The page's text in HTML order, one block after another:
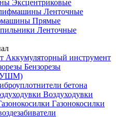
Эксцентриковые
Ленточные
Прямые
Ленточные
Аккумуляторный инструмент
Бензорезы
(УШМ)
бетона
Воздуходувки
Газонокосилки